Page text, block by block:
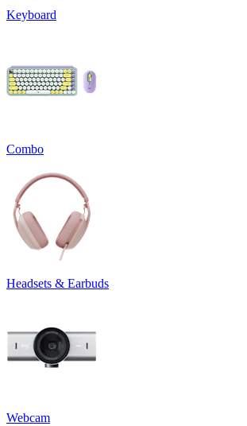
Keyboard
Combo
Headsets & Earbuds
Webcam